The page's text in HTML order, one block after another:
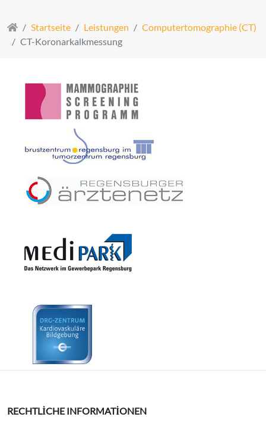
Startseite Leistungen
Computertomographie (CT)
CT-Koronarkalkmessung
RECHTLICHE INFORMATIONEN